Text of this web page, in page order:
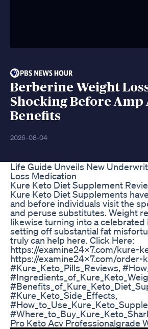
Berberine Weight
Shocking Before Amp
Benefits
2026-08-04
Life Guide Unveils New
Loss Medication
Kure Keto Diet Supplement
Kure Keto Diet Supplements
and before individuals visit the
and peruse substitutes. Weight
likewise turning into a
setting off substantial fat
truly can help here. Click Here:
https://examine24x7.com/kure-
https://examine24x7.com/order-
#Kure_Keto_Pills_Reviews,
#Kure_Keto_Side_Effects,
Pro Keto Acv Professionalgrade